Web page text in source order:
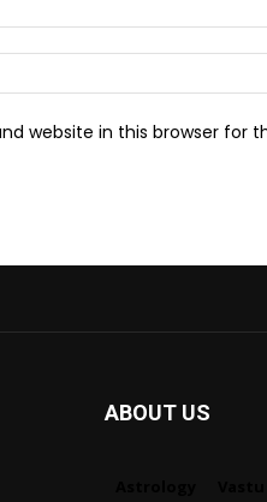
website in this browser for
ABOUT US